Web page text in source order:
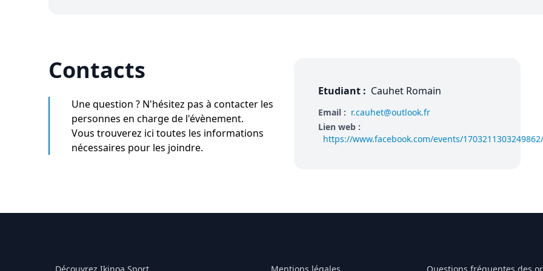
Contacts
Une question ? N'hésitez pas à contacter les
personnes en charge de l'évènement.
Vous trouverez ici toutes les informations
nécessaires pour les joindre.
Etudiant : Cauhet Romain
Email : r.cauhet@outlook.fr
Lien web :
https://www.facebook.com/events/1703211303249862/